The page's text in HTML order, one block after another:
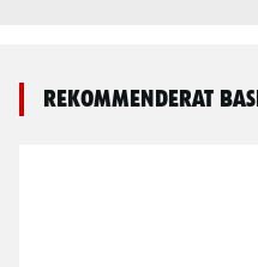
Rekommenderat